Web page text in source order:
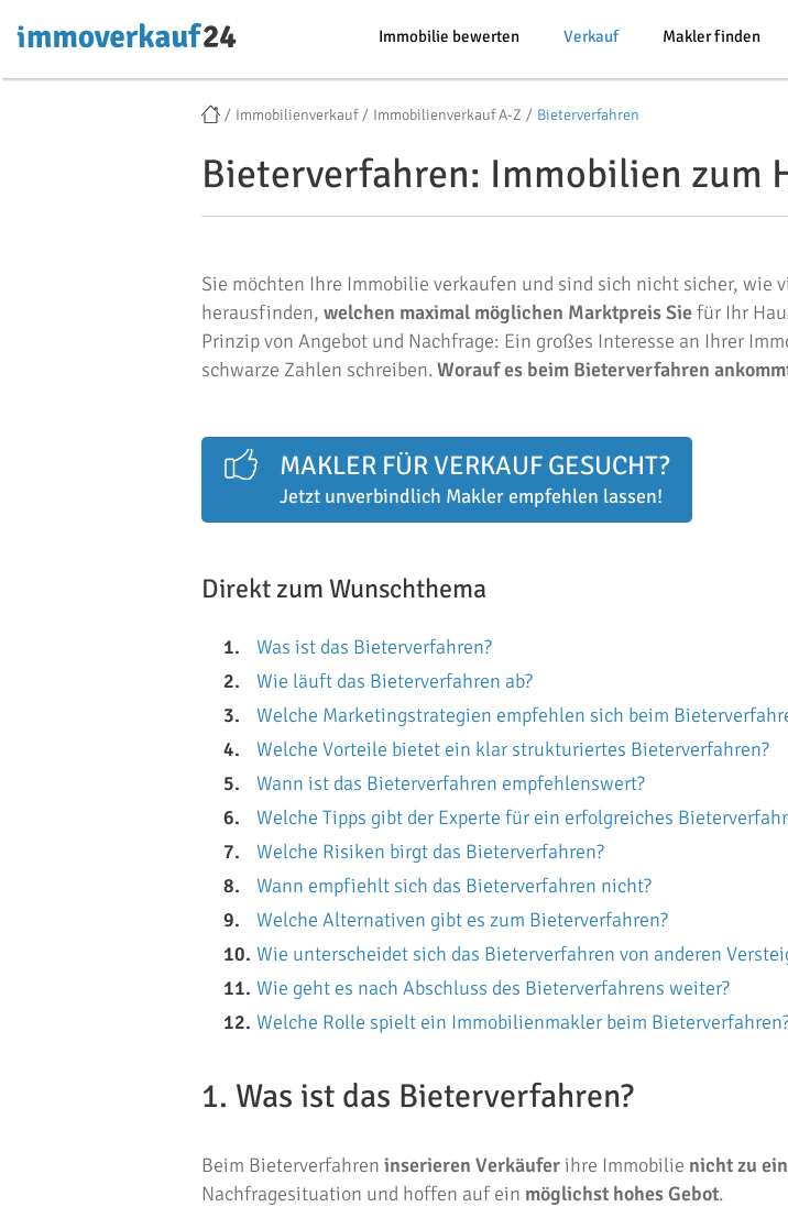
Immobilie bewerten Verkauf Makler finden
Immobilienverkauf Immobilienverkauf A-Z Bieterverfahren
Bieterverfahren: Immobilien zum
Sie möchten Ihre Immobilie verkaufen und sind sich nicht sicher, wie
herausfinden, welchen maximal möglichen Marktpreis Siefür Ihr
Prinzip von Angebot und Nachfrage: Ein großes Interesse an Ihrer
schwarze Zahlen schreiben.Worauf es beim Bieterverfahren
MAKLER FÜR VERKAUF GESUCHT?
Jetzt unverbindlich Makler empfehlen lassen!
Direkt zum Wunschthema
Was ist das Bieterverfahren?
Wie läuft das Bieterverfahren ab?
Welche Marketingstrategien empfehlen sich beim
Welche Vorteile bietet ein klar strukturiertes Bieterverfahren?
Wann ist das Bieterverfahren empfehlenswert?
Welche Tipps gibt der Experte für ein erfolgreiches
Welche Risiken birgt das Bieterverfahren?
Wann empfiehlt sich das Bieterverfahren nicht?
Welche Alternativen gibt es zum Bieterverfahren?
Wie unterscheidet sich das Bieterverfahren von anderen
Wie geht es nach Abschluss des Bieterverfahrens weiter?
Welche Rolle spielt ein Immobilienmakler beim
1. Was ist das Bieterverfahren?
Beim Bieterverfahren inserieren Verkäufer ihre Immobilie nicht zu
Nachfragesituation und hoffen auf ein möglichst hohes Gebot.